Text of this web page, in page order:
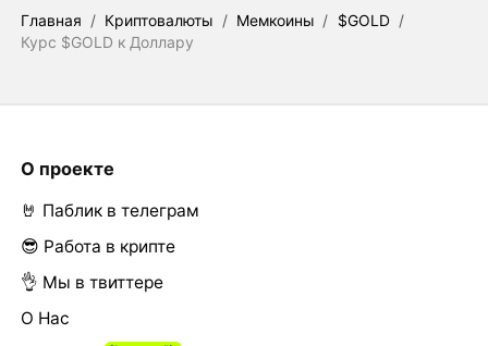
Главная / Криптовалюты / Мемкоины / $GOLD /
Курс $GOLD к Доллару
О проекте
🤘 Паблик в телеграм
😎 Работа в крипте
👌 Мы в твиттере
О Нас